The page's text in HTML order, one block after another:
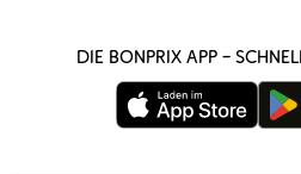
DIE BONPRIX APP –